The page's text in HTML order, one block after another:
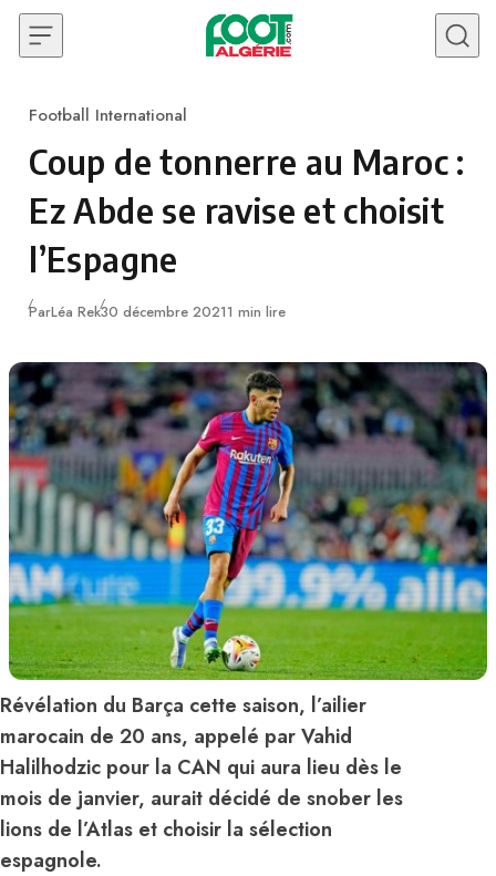
Skip to content
Category
Football International
Coup de tonnerre au Maroc :
Ez Abde se ravise et choisit
l’Espagne
ParLéa RekPublié
30 décembre 20211 min lire
Révélation du Barça cette saison, l’ailier
marocain de 20 ans, appelé par Vahid
Halilhodzic pour la CAN qui aura lieu dès le
mois de janvier, aurait décidé de snober les
lions de l’Atlas et choisir la sélection
espagnole.